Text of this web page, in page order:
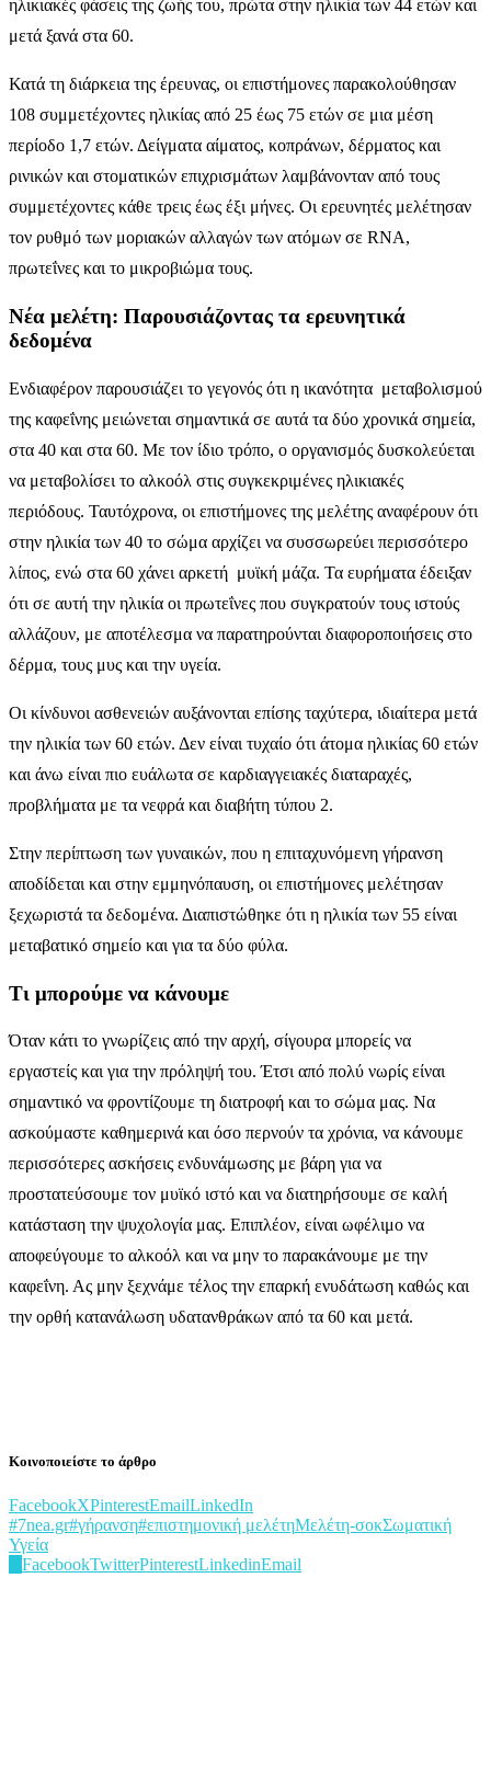
ηλικιακές φάσεις της ζωής του, πρώτα στην ηλικία των 44 ετών και
μετά ξανά στα 60.
Κατά τη διάρκεια της έρευνας, οι επιστήμονες παρακολούθησαν
108 συμμετέχοντες ηλικίας από 25 έως 75 ετών σε μια μέση
περίοδο 1,7 ετών. Δείγματα αίματος, κοπράνων, δέρματος και
ρινικών και στοματικών επιχρισμάτων λαμβάνονταν από τους
συμμετέχοντες κάθε τρεις έως έξι μήνες. Οι ερευνητές μελέτησαν
τον ρυθμό των μοριακών αλλαγών των ατόμων σε RNA,
πρωτεΐνες και το μικροβιώμα τους.
Νέα μελέτη: Παρουσιάζοντας τα ερευνητικά
δεδομένα
Ενδιαφέρον παρουσιάζει το γεγονός ότι η ικανότητα μεταβολισμού
της καφεΐνης μειώνεται σημαντικά σε αυτά τα δύο χρονικά σημεία,
στα 40 και στα 60. Με τον ίδιο τρόπο, ο οργανισμός δυσκολεύεται
να μεταβολίσει το αλκοόλ στις συγκεκριμένες ηλικιακές
περιόδους. Ταυτόχρονα, οι επιστήμονες της μελέτης αναφέρουν ότι
στην ηλικία των 40 το σώμα αρχίζει να συσσωρεύει περισσότερο
λίπος, ενώ στα 60 χάνει αρκετή μυϊκή μάζα. Τα ευρήματα έδειξαν
ότι σε αυτή την ηλικία οι πρωτεΐνες που συγκρατούν τους ιστούς
αλλάζουν, με αποτέλεσμα να παρατηρούνται διαφοροποιήσεις στο
δέρμα, τους μυς και την υγεία.
Οι κίνδυνοι ασθενειών αυξάνονται επίσης ταχύτερα, ιδιαίτερα μετά
την ηλικία των 60 ετών. Δεν είναι τυχαίο ότι άτομα ηλικίας 60 ετών
και άνω είναι πιο ευάλωτα σε καρδιαγγειακές διαταραχές,
προβλήματα με τα νεφρά και διαβήτη τύπου 2.
Στην περίπτωση των γυναικών, που η επιταχυνόμενη γήρανση
αποδίδεται και στην εμμηνόπαυση, οι επιστήμονες μελέτησαν
ξεχωριστά τα δεδομένα. Διαπιστώθηκε ότι η ηλικία των 55 είναι
μεταβατικό σημείο και για τα δύο φύλα.
Τι μπορούμε να κάνουμε
Όταν κάτι το γνωρίζεις από την αρχή, σίγουρα μπορείς να
εργαστείς και για την πρόληψή του. Έτσι από πολύ νωρίς είναι
σημαντικό να φροντίζουμε τη διατροφή και το σώμα μας. Να
ασκούμαστε καθημερινά και όσο περνούν τα χρόνια, να κάνουμε
περισσότερες ασκήσεις ενδυνάμωσης με βάρη για να
προστατεύσουμε τον μυϊκό ιστό και να διατηρήσουμε σε καλή
κατάσταση την ψυχολογία μας. Επιπλέον, είναι ωφέλιμο να
αποφεύγουμε το αλκοόλ και να μην το παρακάνουμε με την
καφεΐνη. Ας μην ξεχνάμε τέλος την επαρκή ενυδάτωση καθώς και
την ορθή κατανάλωση υδατανθράκων από τα 60 και μετά.
Κοινοποιείστε το άρθρο
FacebookXPinterestEmailLinkedIn
#7nea.gr#γήρανση#επιστημονική μελέτηΜελέτη-σοκΣωματική
Υγεία
FacebookTwitterPinterestLinkedinEmail